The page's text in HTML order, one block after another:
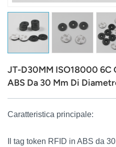
JT-D30MM ISO18000 6C
ABS Da 30 Mm Di
Caratteristica principale:
Il tag token RFID in ABS da